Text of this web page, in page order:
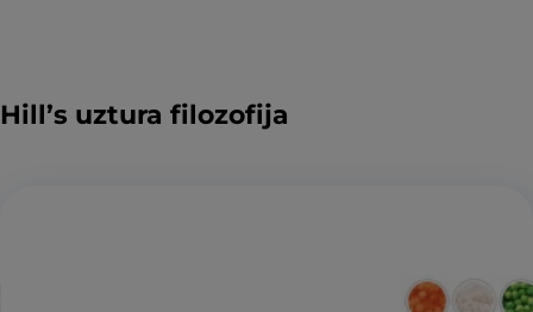
Hill’s uztura filozofija